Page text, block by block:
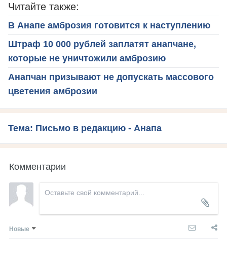
Читайте также:
В Анапе амброзия готовится к наступлению
Штраф 10 000 рублей заплатят анапчане,
которые не уничтожили амброзию
Анапчан призывают не допускать массового
цветения амброзии
Тема: Письмо в редакцию - Анапа
Комментарии
Новые